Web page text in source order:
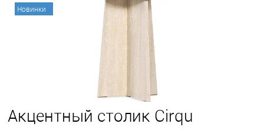
Новинки
Акцентный столик Cirqu